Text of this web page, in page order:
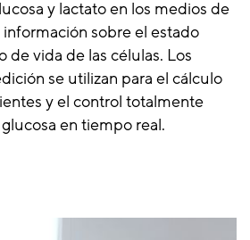
y lactato en los medios de
sobre el estado
de vida de las células. Los
se utilizan para el cálculo
y el control totalmente
en tiempo real.